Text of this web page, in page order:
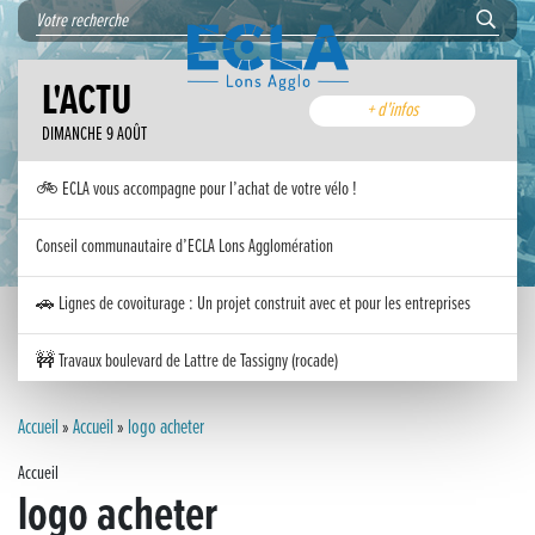
L'ACTU
DIMANCHE 9 AOÛT
+ d'infos
🚲 ECLA vous accompagne pour l’achat de votre vélo !
Conseil communautaire d’ECLA Lons Agglomération
🚗 Lignes de covoiturage : Un projet construit avec et pour les entreprises
🚧 Travaux boulevard de Lattre de Tassigny (rocade)
Inauguration nouvelle station d’épuration (STEP) de Trenal
Festival des solutions écologiques 2026
Accueil»Accueil»logo acheter
Accueil
logo acheter